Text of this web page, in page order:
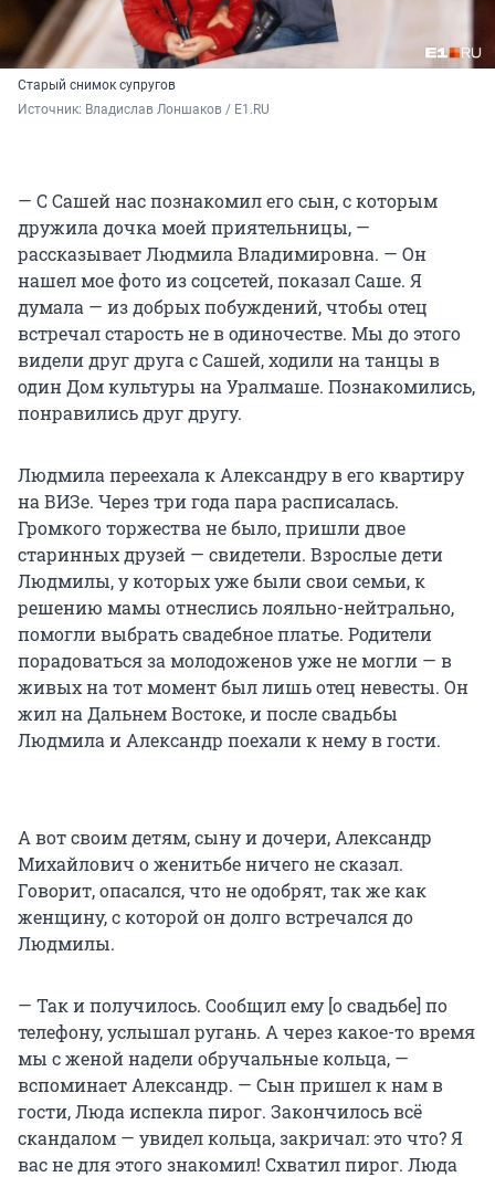
Старый снимок супругов
Источник: Владислав Лоншаков / E1.RU
— С Сашей нас познакомил его сын, с которым
дружила дочка моей приятельницы, —
рассказывает Людмила Владимировна. — Он
нашел мое фото из соцсетей, показал Саше. Я
думала — из добрых побуждений, чтобы отец
встречал старость не в одиночестве. Мы до этого
видели друг друга с Сашей, ходили на танцы в
один Дом культуры на Уралмаше. Познакомились,
понравились друг другу.
Людмила переехала к Александру в его квартиру
на ВИЗе. Через три года пара расписалась.
Громкого торжества не было, пришли двое
старинных друзей — свидетели. Взрослые дети
Людмилы, у которых уже были свои семьи, к
решению мамы отнеслись лояльно-нейтрально,
помогли выбрать свадебное платье. Родители
порадоваться за молодоженов уже не могли — в
живых на тот момент был лишь отец невесты. Он
жил на Дальнем Востоке, и после свадьбы
Людмила и Александр поехали к нему в гости.
А вот своим детям, сыну и дочери, Александр
Михайлович о женитьбе ничего не сказал.
Говорит, опасался, что не одобрят, так же как
женщину, с которой он долго встречался до
Людмилы.
— Так и получилось. Сообщил ему [о свадьбе] по
телефону, услышал ругань. А через какое-то время
мы с женой надели обручальные кольца, —
вспоминает Александр. — Сын пришел к нам в
гости, Люда испекла пирог. Закончилось всё
скандалом — увидел кольца, закричал: это что? Я
вас не для этого знакомил! Схватил пирог. Люда